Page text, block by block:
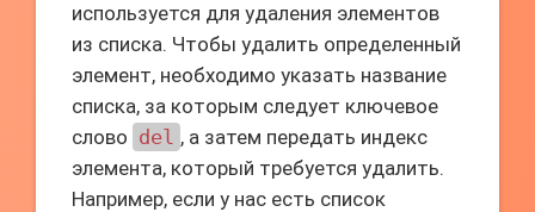
используется для удаления элементов
из списка. Чтобы удалить определенный
элемент, необходимо указать название
списка, за которым следует ключевое
слово del , а затем передать индекс
элемента, который требуется удалить.
Например, если у нас есть список